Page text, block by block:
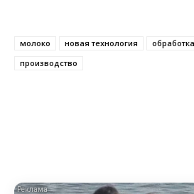
молоко новая технология
производство